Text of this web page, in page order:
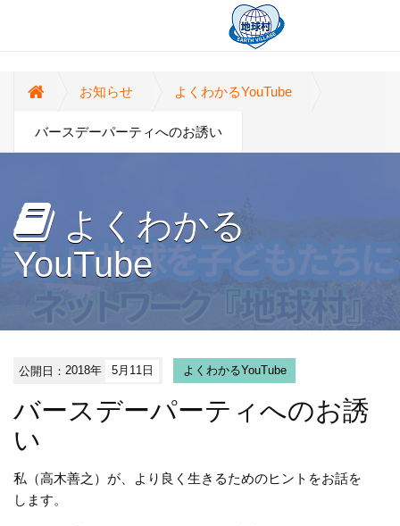
お知らせ よくわかるYouTube
バースデーパーティへのお誘い
よくわかる
YouTube
公開日：2018年 5月11日 よくわかるYouTube
バースデーパーティへのお誘
い
私（高木善之）が、より良く生きるためのヒントをお話を
します。